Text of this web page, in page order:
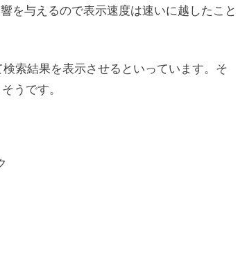
を与えるので表示速度は速いに越したこと
索結果を表示させるといっています。そ
うです。